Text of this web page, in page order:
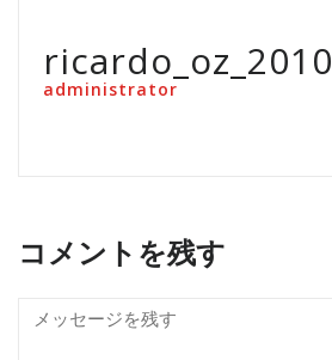
ricardo_oz_2010
administrator
コメントを残す